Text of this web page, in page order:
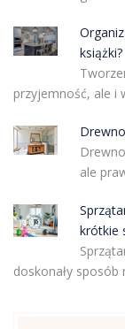
książki?
przyjemność, ale i
ale
krótkie
doskonały